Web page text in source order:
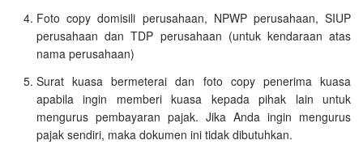
Foto copy domisili perusahaan, NPWP perusahaan, SIUP
perusahaan dan TDP perusahaan (untuk kendaraan atas
nama perusahaan)
Surat kuasa bermeterai dan foto copy penerima kuasa
apabila ingin memberi kuasa kepada pihak lain untuk
mengurus pembayaran pajak. Jika Anda ingin mengurus
pajak sendiri, maka dokumen ini tidak dibutuhkan.